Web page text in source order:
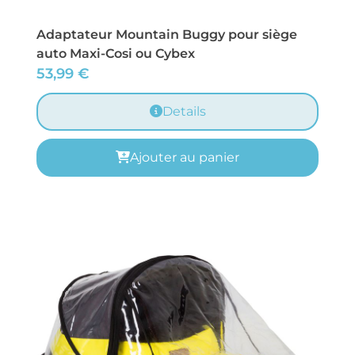
Adaptateur Mountain Buggy pour siège
auto Maxi-Cosi ou Cybex
53,99 €
Details
Ajouter au panier